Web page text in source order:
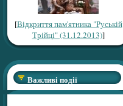
[Відкриття пам'ятника "Руській
Трійці" (31.12.2013)]
Важливі події